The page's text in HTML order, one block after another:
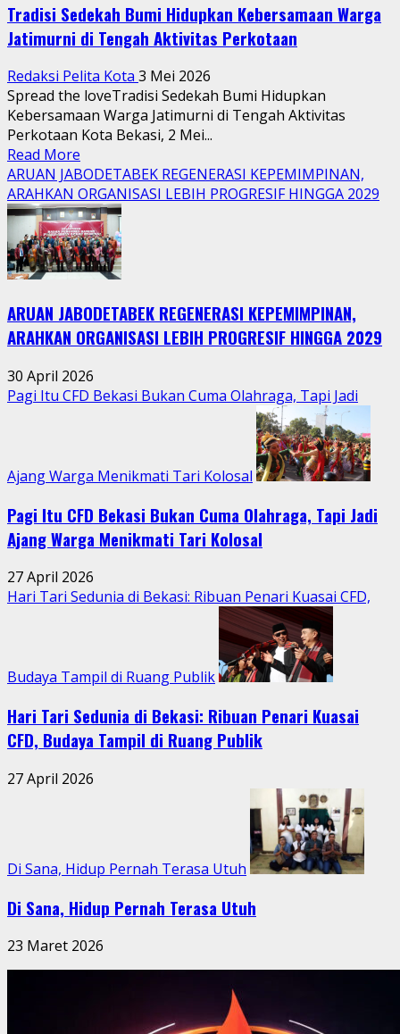
Tradisi Sedekah Bumi Hidupkan Kebersamaan Warga
Jatimurni di Tengah Aktivitas Perkotaan
Redaksi Pelita Kota 3 Mei 2026
Spread the loveTradisi Sedekah Bumi Hidupkan
Kebersamaan Warga Jatimurni di Tengah Aktivitas
Perkotaan Kota Bekasi, 2 Mei...
Read More
more
about
Tradisi
Sedekah
Bumi
Hidupkan
Warga
Jatimurni
di
Tengah
Aktivitas
Perkotaan
ARUAN JABODETABEK REGENERASI KEPEMIMPINAN,
ARAHKAN ORGANISASI LEBIH PROGRESIF HINGGA 2029
ARUAN JABODETABEK REGENERASI KEPEMIMPINAN,
ARAHKAN ORGANISASI LEBIH PROGRESIF HINGGA 2029
30 April 2026
Pagi Itu CFD Bekasi Bukan Cuma Olahraga, Tapi Jadi
Ajang Warga Menikmati Tari Kolosal
Pagi Itu CFD Bekasi Bukan Cuma Olahraga, Tapi Jadi
Ajang Warga Menikmati Tari Kolosal
27 April 2026
Hari Tari Sedunia di Bekasi: Ribuan Penari Kuasai CFD,
Budaya Tampil di Ruang Publik
Hari Tari Sedunia di Bekasi: Ribuan Penari Kuasai
CFD, Budaya Tampil di Ruang Publik
27 April 2026
Di Sana, Hidup Pernah Terasa Utuh
Di Sana, Hidup Pernah Terasa Utuh
23 Maret 2026